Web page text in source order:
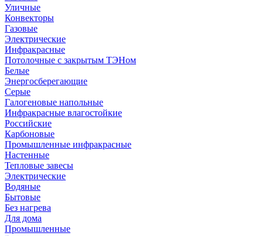
Уличные
Конвекторы
Газовые
Электрические
Инфракрасные
Потолочные с закрытым ТЭНом
Белые
Энергосберегающие
Серые
Галогеновые напольные
Инфракрасные влагостойкие
Российские
Карбоновые
Промышленные инфракрасные
Настенные
Тепловые завесы
Электрические
Водяные
Бытовые
Без нагрева
Для дома
Промышленные